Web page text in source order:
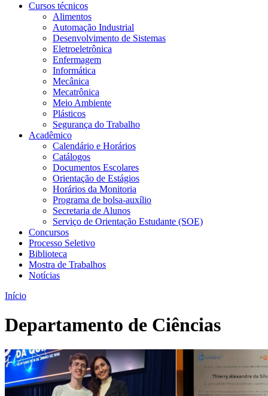
Cursos técnicos
Alimentos
Automação Industrial
Desenvolvimento de Sistemas
Eletroeletrônica
Enfermagem
Informática
Mecânica
Mecatrônica
Meio Ambiente
Plásticos
Segurança do Trabalho
Acadêmico
Calendário e Horários
Catálogos
Documentos Escolares
Orientação de Estágios
Horários da Monitoria
Programa de bolsa-auxílio
Secretaria de Alunos
Serviço de Orientação Estudante (SOE)
Concursos
Processo Seletivo
Biblioteca
Mostra de Trabalhos
Notícias
Início
Departamento de Ciências